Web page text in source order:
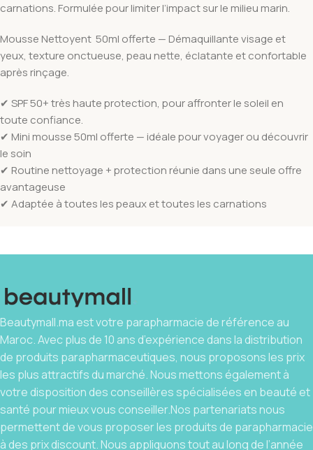
carnations. Formulée pour limiter l’impact sur le milieu marin.
Mousse Nettoyent 50ml offerte — Démaquillante visage et
yeux, texture onctueuse, peau nette, éclatante et confortable
après rinçage.
✔ SPF 50+ très haute protection, pour affronter le soleil en
toute confiance.
✔ Mini mousse 50ml offerte — idéale pour voyager ou découvrir
le soin
✔ Routine nettoyage + protection réunie dans une seule offre
avantageuse
✔ Adaptée à toutes les peaux et toutes les carnations
Beautymall.ma est votre parapharmacie de référence au
Maroc. Avec plus de 10 ans d’expérience dans la distribution
de produits parapharmaceutiques, nous proposons les prix
les plus attractifs du marché. Nous mettons également à
votre disposition des conseillères spécialisées en beauté et
santé pour mieux vous conseiller.Nos partenariats nous
permettent de vous proposer les produits de parapharmacie
à des prix discount. Nous appliquons tout au long de l’année